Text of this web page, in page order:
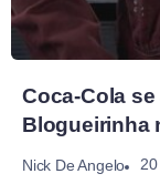
Coca-Cola
Blogueirinha
Nick De Angelo